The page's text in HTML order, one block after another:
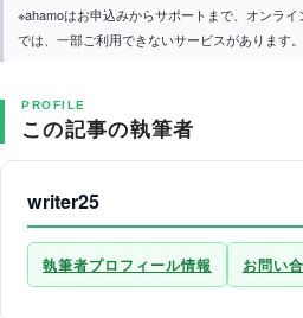
※ahamoはお申込みからサポートまで、オンラ
では、一部ご利用できないサービスがあります。
PROFILE
この記事の執筆者
writer25
執筆者プロフィール情報 お問い